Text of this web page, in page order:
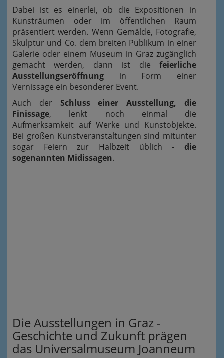
Dabei ist es einerlei, ob die Expositionen in
Kunsträumen oder im öffentlichen Raum
präsentiert werden. Wenn Gemälde, Fotografie,
Skulptur und Co. dem breiten Publikum in einer
Galerie oder einem Museum in Graz zugänglich
gemacht werden, dann ist die feierliche
Ausstellungseröffnung in Form einer
Vernissage ein besonderer Event.
Auch der Schluss einer Ausstellung, die
Finissage, lenkt noch einmal die
Aufmerksamkeit auf Werke und Kunstobjekte.
Bei großen Kunstveranstaltungen sind mitunter
sogar Feiern zur Halbzeit üblich - die
sogenannten Midissagen.
Die Ausstellungen in Graz -
Geschichte und Zukunft prägen
das Universalmuseum Joanneum